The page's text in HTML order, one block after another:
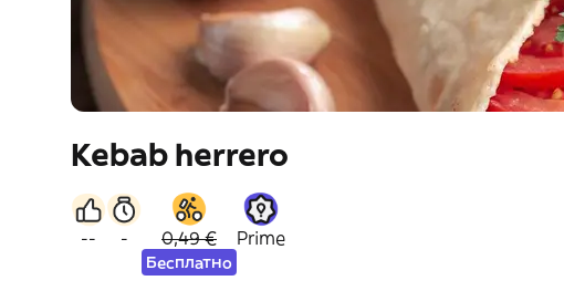
Kebab herrero
-- - 0,49 €
Бесплатно
Prime